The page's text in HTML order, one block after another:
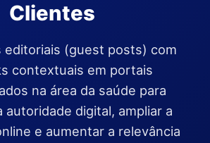
Clientes
editoriais (guest posts) com
contextuais em portais
na área da saúde para
digital, ampliar a
e aumentar a relevância